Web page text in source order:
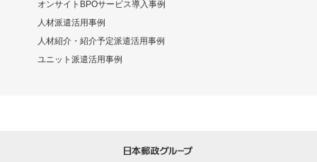
オンサイトBPOサービス導入事例
人材派遣活用事例
人材紹介・紹介予定派遣活用事例
ユニット派遣活用事例